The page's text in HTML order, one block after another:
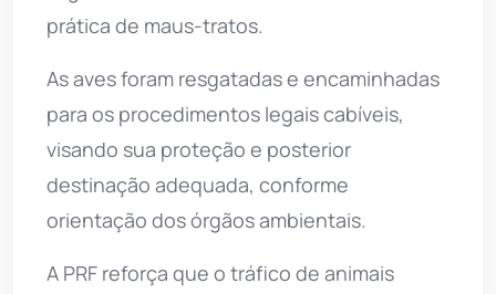
prática de maus-tratos.
As aves foram resgatadas e encaminhadas
para os procedimentos legais cabíveis,
visando sua proteção e posterior
destinação adequada, conforme
orientação dos órgãos ambientais.
A PRF reforça que o tráfico de animais